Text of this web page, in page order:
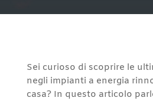
Sei curioso di scoprire le
negli impianti a energia
casa? In questo articolo